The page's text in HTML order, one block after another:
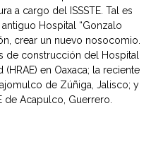
a cargo del ISSSTE. Tal es
Hospital “Gonzalo
crear un nuevo nosocomio.
de construcción del Hospital
en Oaxaca; la reciente
de Zúñiga, Jalisco; y
de Acapulco, Guerrero.